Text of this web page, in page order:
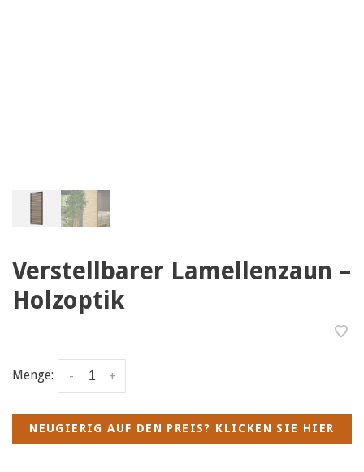
Verstellbarer Lamellenzaun –
Holzoptik
Menge: +
-
NEUGIERIG AUF DEN PREIS? KLICKEN SIE HIER